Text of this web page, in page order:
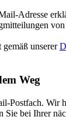
Adresse
gemäß unserer
Weg
Postfach. Wir
Sie bei Ihrer